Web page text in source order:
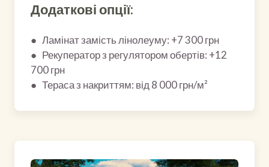
Додаткові опції:
● Ламінат замість лінолеуму: +7 300 грн
● Рекуператор з регулятором обертів: +12
700 грн
● Тераса з накриттям: від 8 000 грн/м²